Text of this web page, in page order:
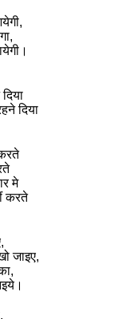
दिया
मे
करते
जाइए,